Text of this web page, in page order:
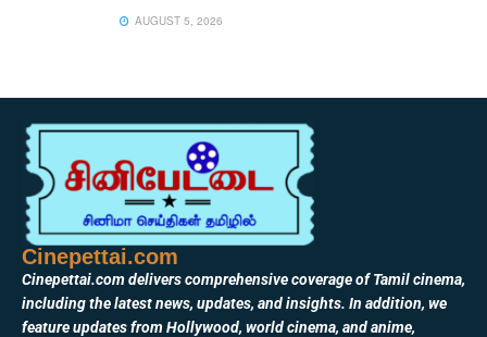
AUGUST 5, 2026
Cinepettai.com
Cinepettai.com delivers comprehensive coverage of Tamil cinema,
including the latest news, updates, and insights. In addition, we
feature updates from Hollywood, world cinema, and anime,